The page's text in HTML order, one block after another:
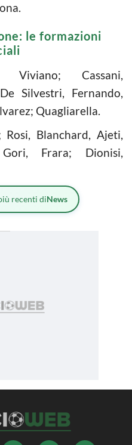
le formazioni
Viviano; Cassani,
Silvestri, Fernando,
Quagliarella.
Blanchard, Ajeti,
Frara; Dionisi,
recenti diNews